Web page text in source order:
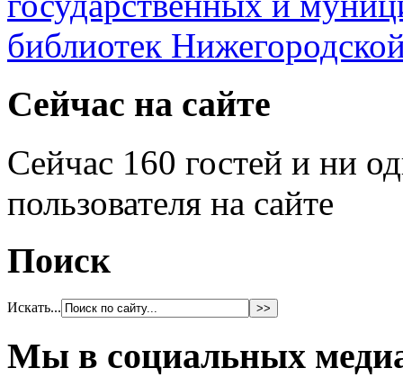
Сейчас на сайте
Сейчас 160 гостей и ни
пользователя на сайте
Поиск
Искать...
Мы в социальных